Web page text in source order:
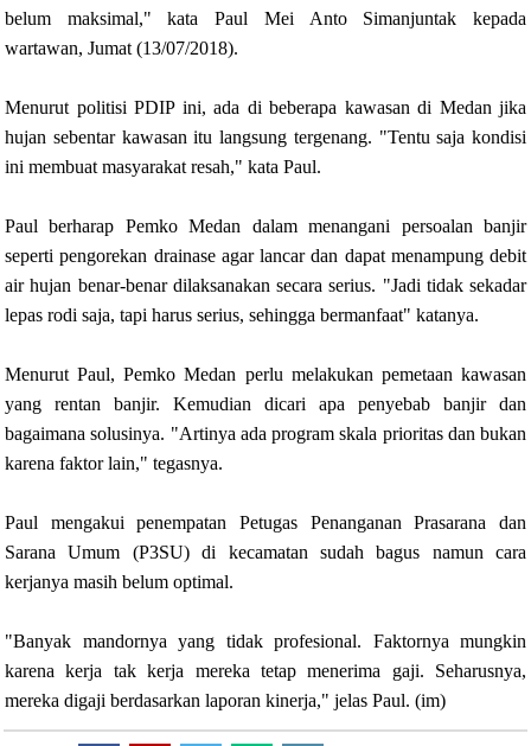
belum maksimal," kata Paul Mei Anto Simanjuntak kepada
wartawan, Jumat (13/07/2018).
Menurut politisi PDIP ini, ada di beberapa kawasan di Medan jika
hujan sebentar kawasan itu langsung tergenang. "Tentu saja kondisi
ini membuat masyarakat resah," kata Paul.
Paul berharap Pemko Medan dalam menangani persoalan banjir
seperti pengorekan drainase agar lancar dan dapat menampung debit
air hujan benar-benar dilaksanakan secara serius. "Jadi tidak sekadar
lepas rodi saja, tapi harus serius, sehingga bermanfaat" katanya.
Menurut Paul, Pemko Medan perlu melakukan pemetaan kawasan
yang rentan banjir. Kemudian dicari apa penyebab banjir dan
bagaimana solusinya. "Artinya ada program skala prioritas dan bukan
karena faktor lain," tegasnya.
Paul mengakui penempatan Petugas Penanganan Prasarana dan
Sarana Umum (P3SU) di kecamatan sudah bagus namun cara
kerjanya masih belum optimal.
"Banyak mandornya yang tidak profesional. Faktornya mungkin
karena kerja tak kerja mereka tetap menerima gaji. Seharusnya,
mereka digaji berdasarkan laporan kinerja," jelas Paul. (im)